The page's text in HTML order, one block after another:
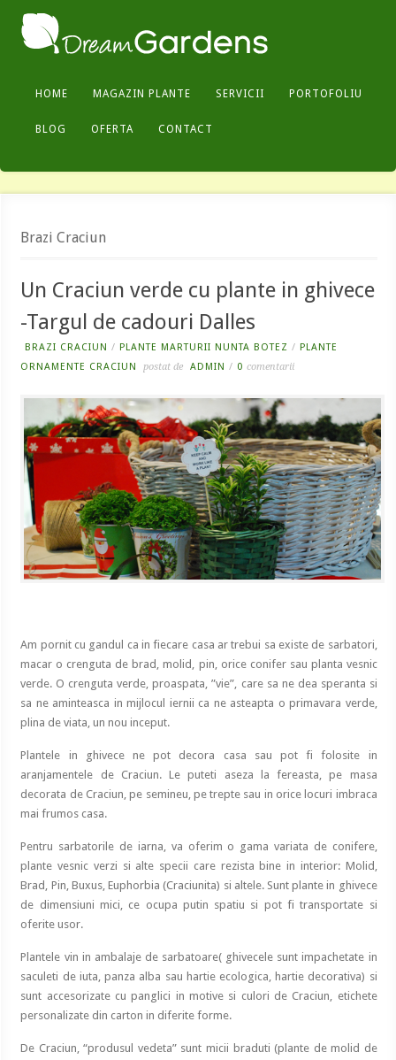
HOME MAGAZIN PLANTE SERVICII PORTOFOLIU
BLOG OFERTA CONTACT
Brazi Craciun
Un Craciun verde cu plante in ghivece
-Targul de cadouri Dalles
BRAZI CRACIUN / PLANTE MARTURII NUNTA BOTEZ / PLANTE
ORNAMENTE CRACIUN
postat de ADMIN / 0comentarii
Am pornit cu gandul ca in fiecare casa ar trebui sa existe de sarbatori,
macar o crenguta de brad, molid, pin, orice conifer sau planta vesnic
verde. O crenguta verde, proaspata, ”vie”, care sa ne dea speranta si
sa ne aminteasca in mijlocul iernii ca ne asteapta o primavara verde,
plina de viata, un nou inceput.
Plantele in ghivece ne pot decora casa sau pot fi folosite in
aranjamentele de Craciun. Le puteti aseza la fereasta, pe masa
decorata de Craciun, pe semineu, pe trepte sau in orice locuri imbraca
mai frumos casa.
Pentru sarbatorile de iarna, va oferim o gama variata de conifere,
plante vesnic verzi si alte specii care rezista bine in interior: Molid,
Brad, Pin, Buxus, Euphorbia (Craciunita) si altele. Sunt plante in ghivece
de dimensiuni mici, ce ocupa putin spatiu si pot fi transportate si
oferite usor.
Plantele vin in ambalaje de sarbatoare( ghivecele sunt impachetate in
saculeti de iuta, panza alba sau hartie ecologica, hartie decorativa) si
sunt accesorizate cu panglici in motive si culori de Craciun, etichete
personalizate din carton in diferite forme.
De Craciun, “produsul vedeta” sunt micii braduti (plante de molid de